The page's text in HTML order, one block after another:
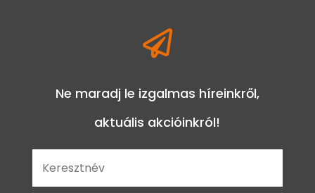

Ne maradj le izgalmas híreinkről,
aktuális akcióinkról!